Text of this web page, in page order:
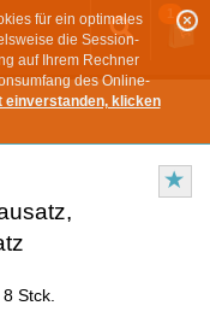
für ein optimales
die Session-
auf Ihrem Rechner
des Online-
einverstanden, klicken
1
Stck.